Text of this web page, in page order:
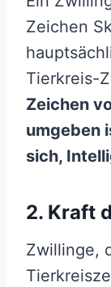
Zeichen
Tierkreis-
Zeichen
umgeben
sich,
2. Kraft
Zwillinge,